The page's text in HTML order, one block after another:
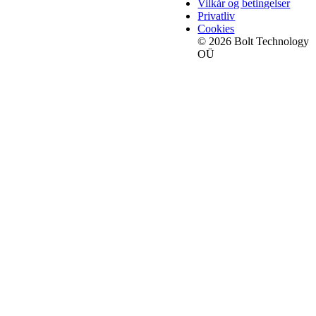
Vilkår og betingelser
Privatliv
Cookies
© 2026 Bolt Technology
OÜ